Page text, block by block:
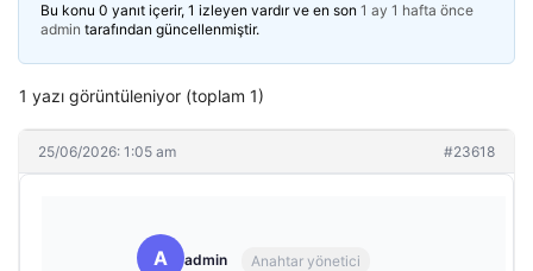
Bu konu 0 yanıt içerir, 1 izleyen vardır ve en son 1 ay 1 hafta önce
admin tarafından güncellenmiştir.
1 yazı görüntüleniyor (toplam 1)
25/06/2026: 1:05 am #23618
A admin Anahtar yönetici